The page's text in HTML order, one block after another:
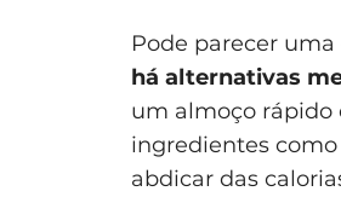
Pode parecer
há alternativas
um almoço rápido
ingredientes
abdicar das